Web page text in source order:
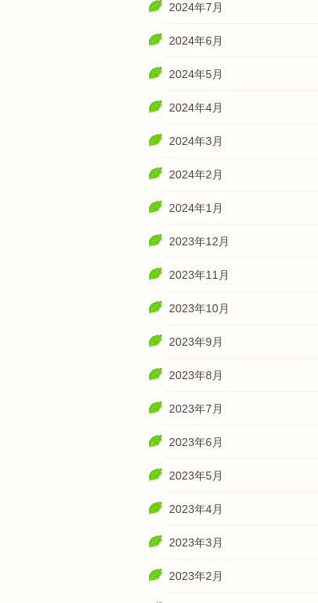
2024年7月
2024年6月
2024年5月
2024年4月
2024年3月
2024年2月
2024年1月
2023年12月
2023年11月
2023年10月
2023年9月
2023年8月
2023年7月
2023年6月
2023年5月
2023年4月
2023年3月
2023年2月